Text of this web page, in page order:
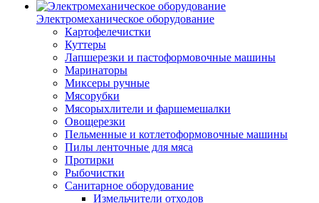
Электромеханическое оборудование
Картофелечистки
Куттеры
Лапшерезки и пастоформовочные машины
Маринаторы
Миксеры ручные
Мясорубки
Мясорыхлители и фаршемешалки
Овощерезки
Пельменные и котлетоформовочные машины
Пилы ленточные для мяса
Протирки
Рыбочистки
Санитарное оборудование
Измельчители отходов